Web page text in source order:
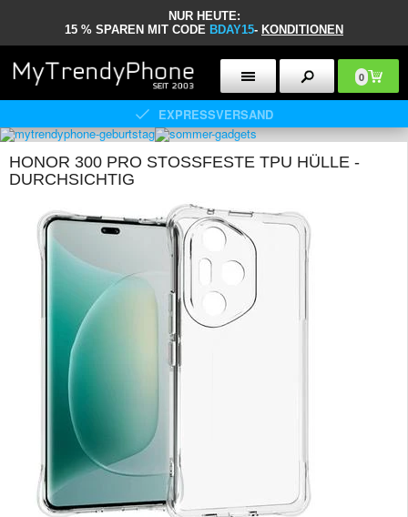
NUR HEUTE:
15 % SPAREN MIT CODE BDAY15- KONDITIONEN
0
EXPRESSVERSAND
HONOR 300 PRO STOSSFESTE TPU HÜLLE - D
URCHSICHTIG